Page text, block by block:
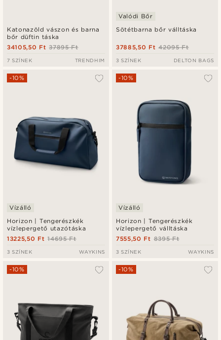
Katonazöld vászon és barna
bőr düftin táska
37895 Ft
34105,50 Ft
7 SZÍNEK TRENDHIM
Sötétbarna bőr válltáska
Valódi Bőr
42095 Ft
37885,50 Ft
3 SZÍNEK DELTON BAGS
Horizon | Tengerészkék
vízlepergető utazótáska
-10%
Vízálló
14695 Ft
13225,50 Ft
3 SZÍNEK WAYKINS
Horizon | Tengerészkék
vízlepergető válltáska
-10%
Vízálló
8395 Ft
7555,50 Ft
3 SZÍNEK WAYKINS
-10% -10%